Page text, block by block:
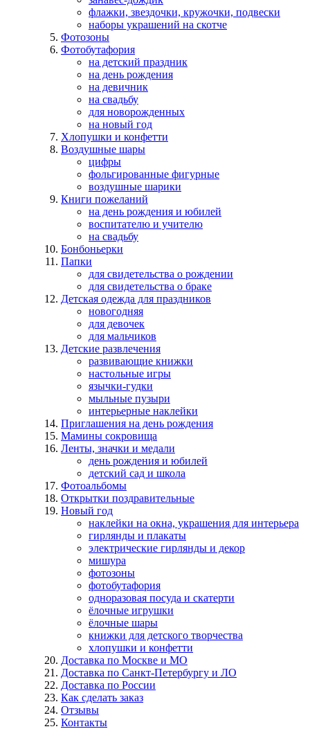
флажки, звездочки, кружочки, подвески
наборы украшений на скотче
Фотозоны
Фотобутафория
на детский праздник
на день рождения
на девичник
на свадьбу
для новорожденных
на новый год
Хлопушки и конфетти
Воздушные шары
цифры
фольгированные фигурные
воздушные шарики
Книги пожеланий
на день рождения и юбилей
воспитателю и учителю
на свадьбу
Бонбоньерки
Папки
для свидетельства о рождении
для свидетельства о браке
Детская одежда для праздников
новогодняя
для девочек
для мальчиков
Детские развлечения
развивающие книжки
настольные игры
язычки-гудки
мыльные пузыри
интерьерные наклейки
Приглашения на день рождения
Мамины сокровища
Ленты, значки и медали
день рождения и юбилей
детский сад и школа
Фотоальбомы
Открытки поздравительные
Новый год
наклейки на окна, украшения для интерьера
гирлянды и плакаты
электрические гирлянды и декор
мишура
фотозоны
фотобутафория
одноразовая посуда и скатерти
ёлочные игрушки
ёлочные шары
книжки для детского творчества
хлопушки и конфетти
Доставка по Москве и МО
Доставка по Санкт-Петербургу и ЛО
Доставка по России
Как сделать заказ
Отзывы
Контакты